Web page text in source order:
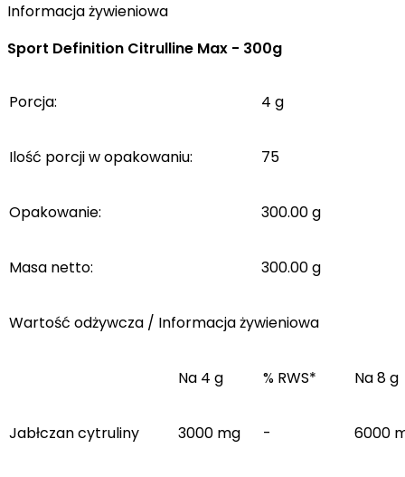
Informacja żywieniowa
Sport Definition Citrulline Max - 300g
Porcja: 4 g
Ilość porcji w opakowaniu: 75
Opakowanie: 300.00 g
Masa netto: 300.00 g
Wartość odżywcza / Informacja żywieniowa
Na 4 g % RWS* Na 8 g
Jabłczan cytruliny 3000 mg - 6000